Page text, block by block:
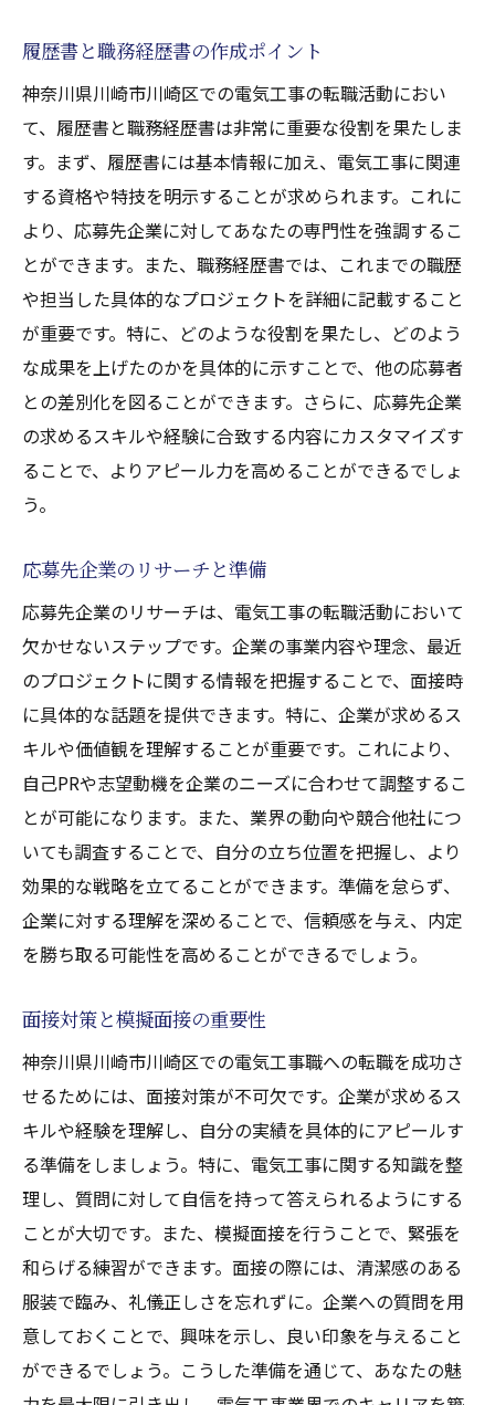
履歴書と職務経歴書の作成ポイント
神奈川県川崎市川崎区での電気工事の転職活動におい
て、履歴書と職務経歴書は非常に重要な役割を果たしま
す。まず、履歴書には基本情報に加え、電気工事に関連
する資格や特技を明示することが求められます。これに
より、応募先企業に対してあなたの専門性を強調するこ
とができます。また、職務経歴書では、これまでの職歴
や担当した具体的なプロジェクトを詳細に記載すること
が重要です。特に、どのような役割を果たし、どのよう
な成果を上げたのかを具体的に示すことで、他の応募者
との差別化を図ることができます。さらに、応募先企業
の求めるスキルや経験に合致する内容にカスタマイズす
ることで、よりアピール力を高めることができるでしょ
う。
応募先企業のリサーチと準備
応募先企業のリサーチは、電気工事の転職活動において
欠かせないステップです。企業の事業内容や理念、最近
のプロジェクトに関する情報を把握することで、面接時
に具体的な話題を提供できます。特に、企業が求めるス
キルや価値観を理解することが重要です。これにより、
自己PRや志望動機を企業のニーズに合わせて調整するこ
とが可能になります。また、業界の動向や競合他社につ
いても調査することで、自分の立ち位置を把握し、より
効果的な戦略を立てることができます。準備を怠らず、
企業に対する理解を深めることで、信頼感を与え、内定
を勝ち取る可能性を高めることができるでしょう。
面接対策と模擬面接の重要性
神奈川県川崎市川崎区での電気工事職への転職を成功さ
せるためには、面接対策が不可欠です。企業が求めるス
キルや経験を理解し、自分の実績を具体的にアピールす
る準備をしましょう。特に、電気工事に関する知識を整
理し、質問に対して自信を持って答えられるようにする
ことが大切です。また、模擬面接を行うことで、緊張を
和らげる練習ができます。面接の際には、清潔感のある
服装で臨み、礼儀正しさを忘れずに。企業への質問を用
意しておくことで、興味を示し、良い印象を与えること
ができるでしょう。こうした準備を通じて、あなたの魅